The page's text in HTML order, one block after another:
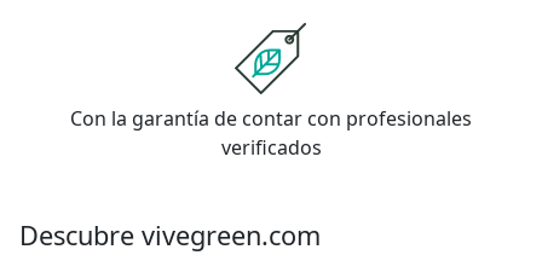
Con la garantía de contar con profesionales
verificados
Descubre vivegreen.com